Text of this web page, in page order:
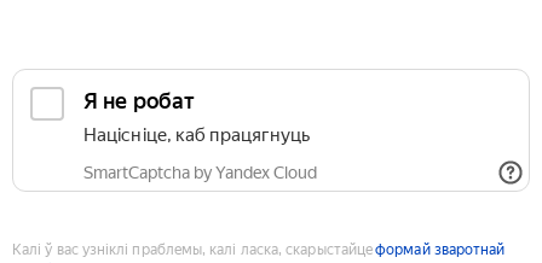
Я не робат
Націсніце, каб працягнуць
SmartCaptcha by Yandex Cloud
Калі ў вас узніклі праблемы, калі ласка, скарыстайцеформай зваротнай